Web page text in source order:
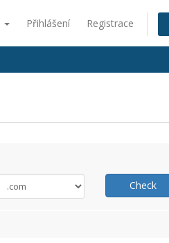
Přihlášení Registrace
Check